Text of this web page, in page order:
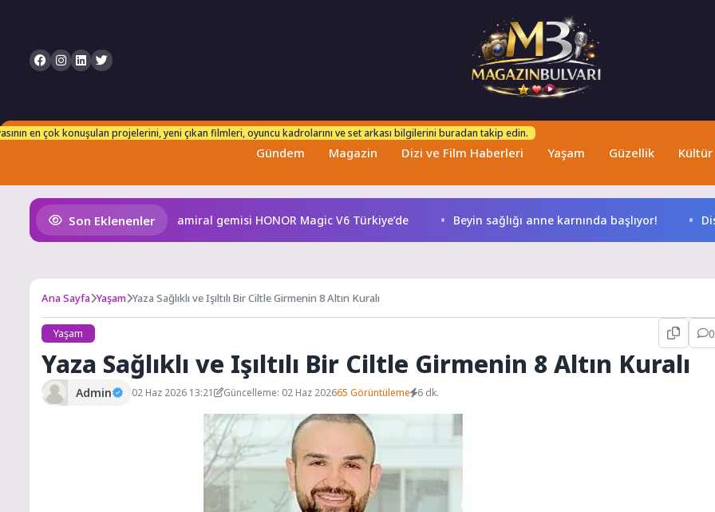
Gündem
takip edebilirsiniz. Her an taze ve güncel bilgilerle karşınızdayız!
Magazin Dizi ve Film Haberleri
en çok konuşulan projelerini, yeni çıkan filmleri, oyuncu kadrolarını ve set arkası bilgilerini buradan takip edin.
Yaşam Güzellik
Son Eklenenler
ve en güçlü katlanabilir amiral gemisi HONOR Magic V6 Türkiye’de Beyin sağlığı anne karnında başlıyor!
Ana Sayfa Yaşam Yaza Sağlıklı ve Işıltılı Bir Ciltle Girmenin 8 Altın Kuralı
Yaşam 0
Yaza Sağlıklı ve Işıltılı Bir Ciltle Girmenin 8 Altın Kuralı
Admin 02 Haz 2026 13:21 Güncelleme: 02 Haz 202665 Görüntüleme 6 dk.